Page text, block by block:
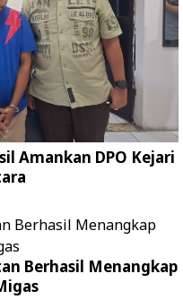
Amankan DPO Kejari
Berhasil Menangkap